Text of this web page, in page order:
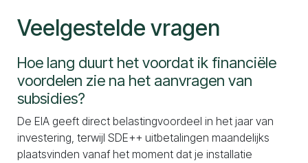
Veelgestelde vragen
Hoe lang duurt het voordat ik financiële
voordelen zie na het aanvragen van
subsidies?
De EIA geeft direct belastingvoordeel in het jaar van
investering, terwijl SDE++ uitbetalingen maandelijks
plaatsvinden vanaf het moment dat je installatie